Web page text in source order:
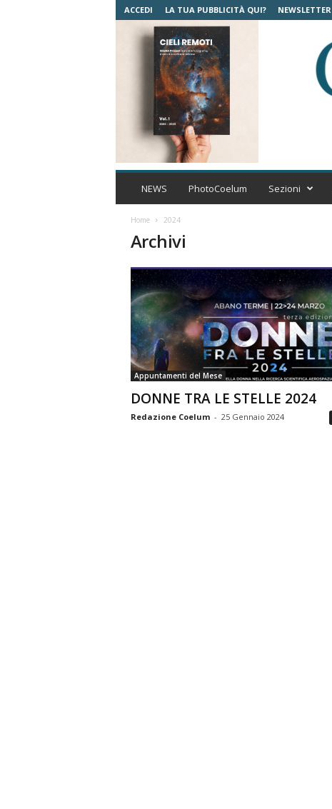
ACCEDI LA TUA PUBBLICITÀ QUI? NEWSLETTER
C
t
r
o
n
o
m
i
a
NEWS PhotoCoelum Sezioni
Home 2024
Archivi
Appuntamenti del Mese
DONNE TRA LE STELLE 2024
Redazione Coelum - 25 Gennaio 2024